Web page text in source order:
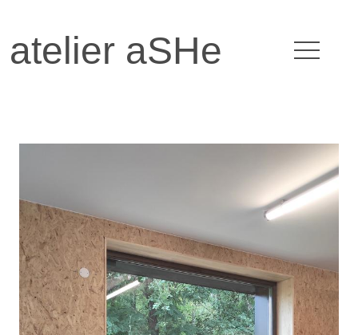
atelier aSHe